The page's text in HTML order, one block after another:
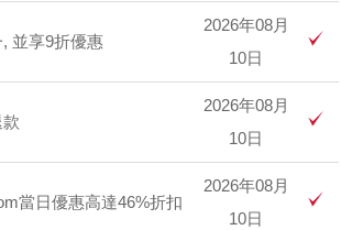
並享9折優惠
2026年08月
10日
2026年08月
10日
當日優惠高達46%折扣
2026年08月
10日